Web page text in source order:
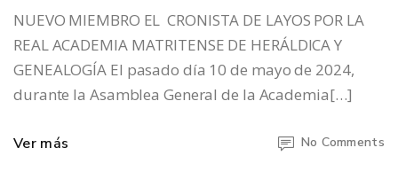
NUEVO MIEMBRO EL CRONISTA DE LAYOS POR LA
REAL ACADEMIA MATRITENSE DE HERÁLDICA Y
GENEALOGÍA El pasado día 10 de mayo de 2024,
durante la Asamblea General de la Academia[…]
Ver más No Comments